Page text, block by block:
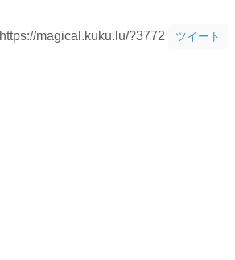
https://magical.kuku.lu/?3772 ツイート